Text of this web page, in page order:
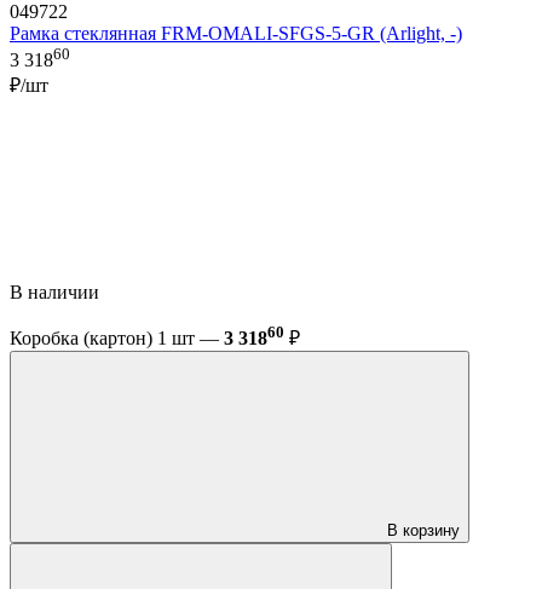
049722
Рамка стеклянная FRM-OMALI-SFGS-5-GR (Arlight, -)
3 31860
₽/шт
В наличии
Коробка (картон) 1 шт — 3 31860 ₽
В корзину